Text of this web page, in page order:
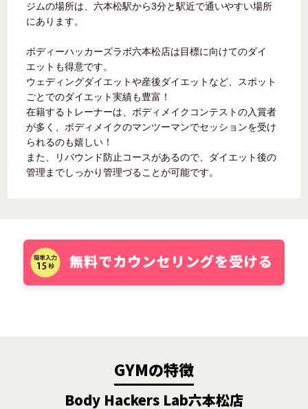
ジムの場所は、六本松駅から3分と駅近で通いやすい場所
にあります。
ボディーハッカーズラボ六本松店は目標に向けてのダイ
エットも得意です。
ウェディングダイエットや産後ダイエットなど、スポット
ごとでのダイエット実績も豊富！
在籍するトレーナーは、ボディメイクコンテストの入賞者
が多く、ボディメイクのマンツーマンでセッションを受け
られるのも嬉しい！
また、リバウンド防止コースがあるので、ダイエット後の
管理までしっかり管理づることが可能です。
GYMの特徴
Body Hackers Lab六本松店